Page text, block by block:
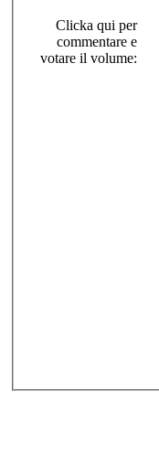
Clicka qui per
commentare e
votare il volume: